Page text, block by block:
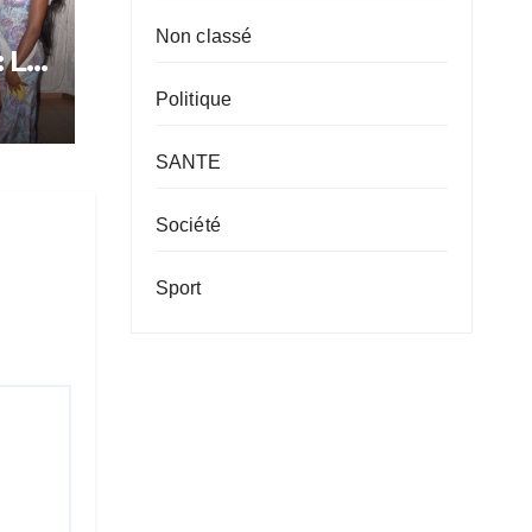
Le
Non classé
Politique
SANTE
Société
Sport